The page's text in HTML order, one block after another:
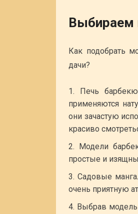
Выбираем
Как подобрать
дачи?
Печь
применяются
они зачастую
красиво
Модели
простые и
Садовые
очень приятную
Выбрав